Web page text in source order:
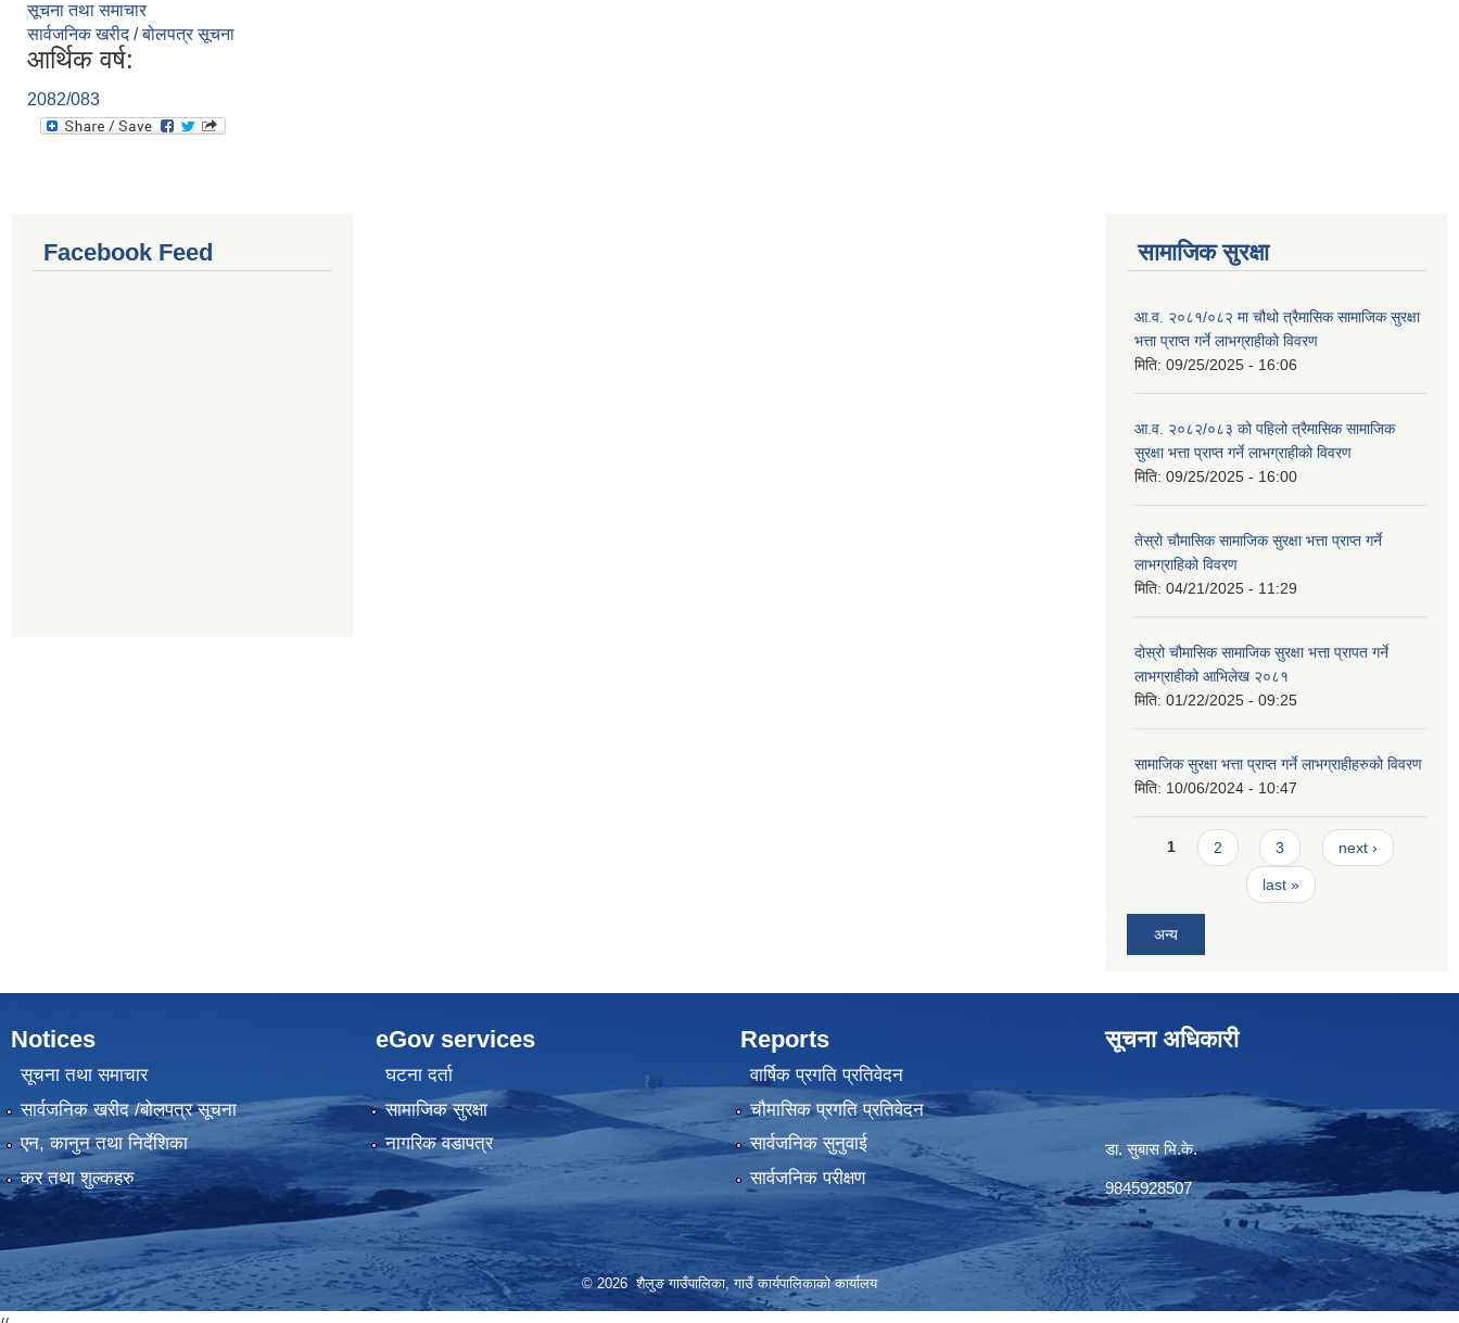
सूचना तथा समाचार
सार्वजनिक खरीद / बोलपत्र सूचना
आर्थिक वर्ष:
2082/083
Facebook Feed सामाजिक सुरक्षा
आ.व. २०८१/०८२ मा चौथो त्रैमासिक सामाजिक सुरक्षा
भत्ता प्राप्त गर्ने लाभग्राहीको विवरण
मिति: 09/25/2025 - 16:06
आ.व. २०८२/०८३ को पहिलो त्रैमासिक सामाजिक
सुरक्षा भत्ता प्राप्त गर्ने लाभग्राहीको विवरण
मिति: 09/25/2025 - 16:00
तेस्रो चौमासिक सामाजिक सुरक्षा भत्ता प्राप्त गर्ने
लाभग्राहिको विवरण
मिति: 04/21/2025 - 11:29
दोस्रो चौमासिक सामाजिक सुरक्षा भत्ता प्रापत गर्ने
लाभग्राहीको आभिलेख २०८१
मिति: 01/22/2025 - 09:25
सामाजिक सुरक्षा भत्ता प्राप्त गर्ने लाभग्राहीहरुको विवरण
मिति: 10/06/2024 - 10:47
Pages
1 2 3 next ›
last »
अन्य
Notices
सूचना तथा समाचार
सार्वजनिक खरीद /बोलपत्र सूचना
एन, कानुन तथा निर्देशिका
कर तथा शुल्कहरु
eGov services
घटना दर्ता
सामाजिक सुरक्षा
नागरिक वडापत्र
Reports
वार्षिक प्रगति प्रतिवेदन
चौमासिक प्रगति प्रतिवेदन
सार्वजनिक सुनुवाई
सार्वजनिक परीक्षण
सूचना अधिकारी
डा. सुबास भि.के.
9845928507
© 2026 शैलुङ गाउँपालिका, गाउँ कार्यपालिकाको कार्यालय